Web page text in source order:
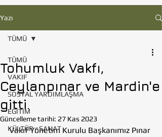
Yazı
TÜMÜ
VAKIF
SOSYAL YARDIMLAŞMA
EĞİTİM
KÜLTÜR - SANAT
TÜMÜ
Tohumluk Vakfı,
Ceylanpınar ve Mardin'e
gitti.
Güncelleme tarihi: 27 Kas 2023
Vakıf Yönetim Kurulu Başkanımız Pınar